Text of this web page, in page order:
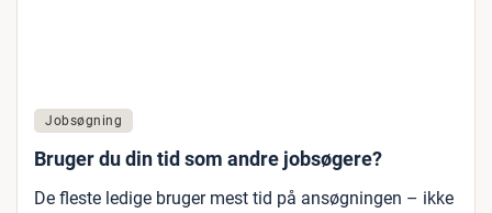
Jobsøgning
Bruger du din tid som andre jobsøgere?
De fleste ledige bruger mest tid på ansøgningen – ikke